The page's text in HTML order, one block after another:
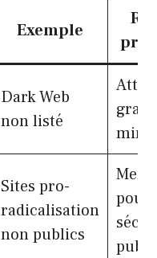
Exemple
Dark Web
non listé
Sites pro-
radicalisation
non publics
pour